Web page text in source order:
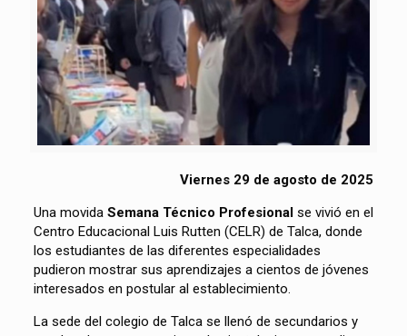
Viernes 29 de agosto de 2025
Una movida Semana Técnico Profesionalse vivió en el
Centro Educacional Luis Rutten (CELR) de Talca, donde
los estudiantes de las diferentes especialidades
pudieron mostrar sus aprendizajes a cientos de jóvenes
interesados en postular al establecimiento.
La sede del colegio de Talca se llenó de secundarios y